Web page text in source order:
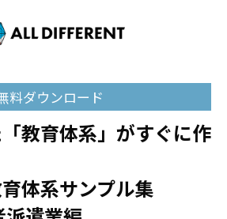
料ダウンロード
教育体系」がすぐに作
育体系サンプル集